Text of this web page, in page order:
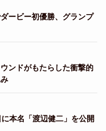
ービー初優勝、グランプ
ンドがもたらした衝撃的
本名「渡辺健二」を公開